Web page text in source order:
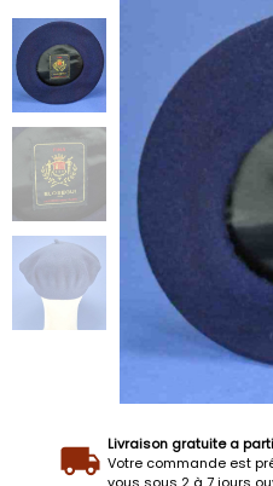
Livraison gratuite a
Votre commande est